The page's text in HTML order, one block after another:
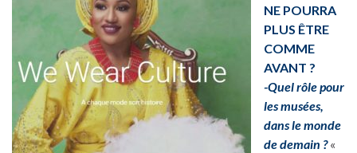
NE POURRA
PLUS ÊTRE
COMME
AVANT ?
-Quel rôle pour
les musées,
dans le monde
de demain ? «